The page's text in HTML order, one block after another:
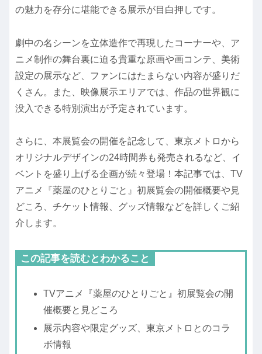
の魅力を存分に堪能できる展示が目白押しです。
劇中の名シーンを立体造作で再現したコーナーや、ア
ニメ制作の舞台裏に迫る貴重な原画や画コンテ、美術
設定の展示など、ファンにはたまらない内容が盛りだ
くさん。また、映像展示エリアでは、作品の世界観に
没入できる特別演出が予定されています。
さらに、本展覧会の開催を記念して、東京メトロから
オリジナルデザインの24時間券も発売されるなど、イ
ベントを盛り上げる企画が続々登場！本記事では、TV
アニメ『薬屋のひとりごと』初展覧会の開催概要や見
どころ、チケット情報、グッズ情報などを詳しくご紹
介します。
この記事を読むとわかること
TVアニメ『薬屋のひとりごと』初展覧会の開
催概要と見どころ
展示内容や限定グッズ、東京メトロとのコラ
ボ情報